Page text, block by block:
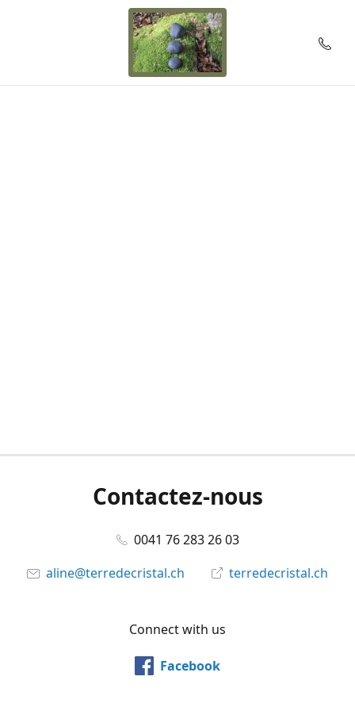
Contactez-nous
0041 76 283 26 03
aline@terredecristal.ch
terredecristal.ch
Connect with us
Facebook